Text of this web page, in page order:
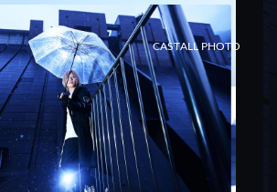
CASTALL PHOTO